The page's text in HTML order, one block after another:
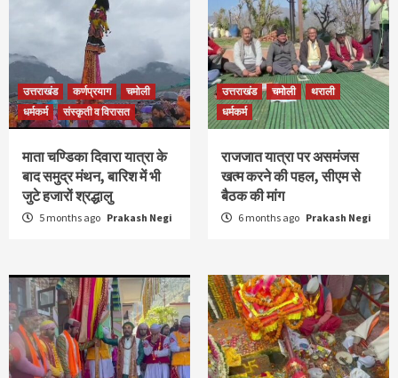
उत्तराखंड कर्णप्रयाग
चमोली
धर्मकर्म
संस्कृती व विरासत
माता चण्डिका दिवारा यात्रा के
बाद समुद्र मंथन, बारिश में भी
जुटे हजारों श्रद्धालु
5 months ago Prakash Negi
उत्तराखंड चमोली
थराली
धर्मकर्म
राजजात यात्रा पर असमंजस
खत्म करने की पहल, सीएम से
बैठक की मांग
6 months ago Prakash Negi